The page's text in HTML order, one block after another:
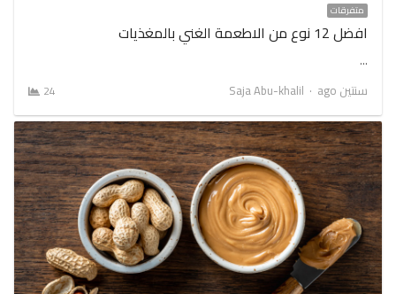
متفرقات
افضل 12 نوع من الاطعمة الغني بالمغذيات
…
سنتين ago
Author
Saja Abu-khalil
24